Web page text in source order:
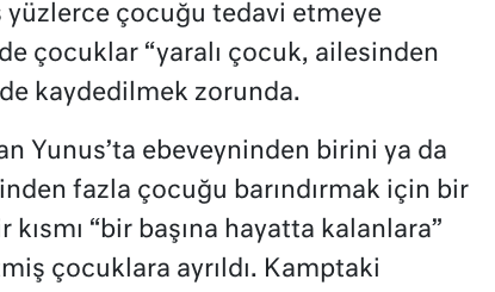
çocuğu tedavi etmeye
çocuklar “yaralı çocuk, ailesinden
kaydedilmek zorunda.
Yunus’ta ebeveyninden birini ya da
fazla çocuğu barındırmak için bir
“bir başına hayatta kalanlara”
çocuklara ayrıldı. Kamptaki